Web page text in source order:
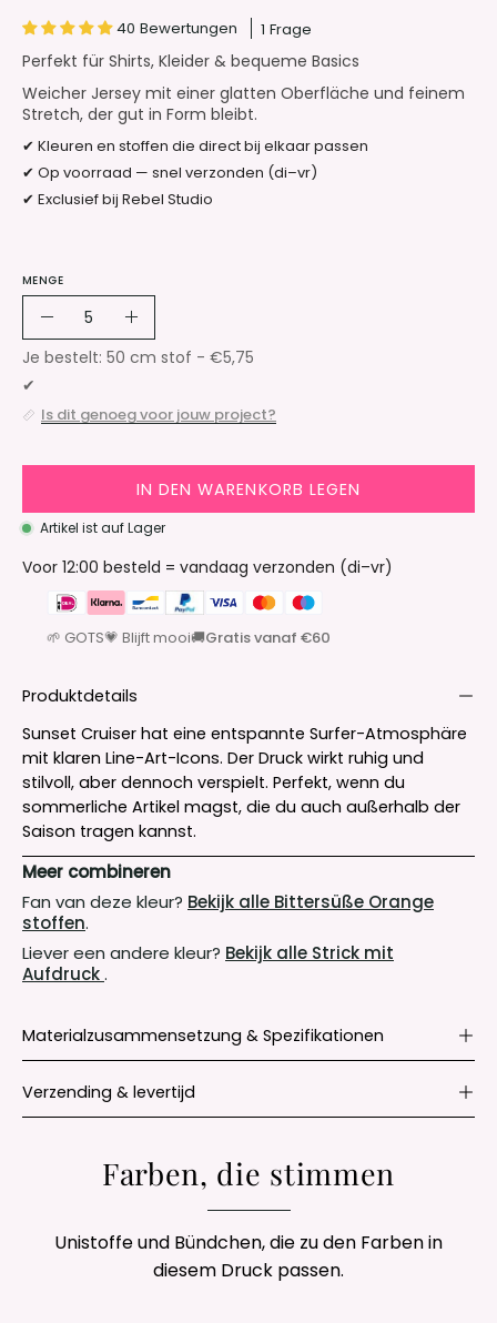
40 Bewertungen
1 Frage
Perfekt für Shirts, Kleider & bequeme Basics
Weicher Jersey mit einer glatten Oberfläche und feinem
Stretch, der gut in Form bleibt.
✔ Kleuren en stoffen die direct bij elkaar passen
✔ Op voorraad — snel verzonden (di–vr)
✔ Exclusief bij Rebel Studio
MENGE
Menge
verringern
Menge
erhöhen
Je bestelt: 50 cm stof - €5,75
✔
Is dit genoeg voor jouw project?
IN DEN WARENKORB LEGEN
Artikel ist auf Lager
Voor 12:00 besteld = vandaag verzonden (di–vr)
🌱 GOTS💗 Blijft mooi🚚Gratis vanaf €60
Produktdetails
Sunset Cruiser hat eine entspannte Surfer-Atmosphäre
mit klaren Line-Art-Icons. Der Druck wirkt ruhig und
stilvoll, aber dennoch verspielt. Perfekt, wenn du
sommerliche Artikel magst, die du auch außerhalb der
Saison tragen kannst.
Meer combineren
Fan van deze kleur? Bekijk alle Bittersüße Orange
stoffen.
Liever een andere kleur? Bekijk alle Strick mit
Aufdruck.
Materialzusammensetzung & Spezifikationen
Verzending & levertijd
Farben, die stimmen
Unistoffe und Bündchen, die zu den Farben in
diesem Druck passen.